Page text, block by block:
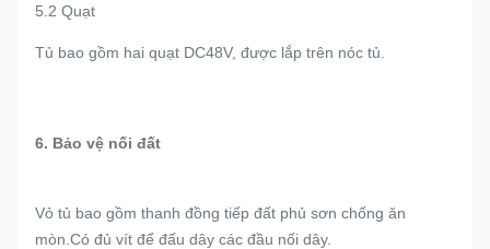
5.2 Quạt
Tủ bao gồm hai quạt DC48V, được lắp trên nóc tủ.
6. Bảo vệ nối đất
Vỏ tủ bao gồm thanh đồng tiếp đất phủ sơn chống ăn
mòn.Có đủ vít để đấu dây các đầu nối dây.